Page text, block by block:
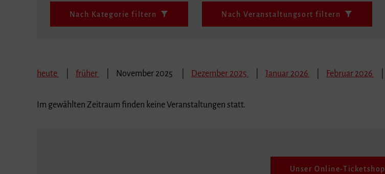
Nach Kategorie filtern Nach Veranstaltungsort filtern
heute früher November 2025 Dezember 2025 Januar 2026 Februar 2026
Im gewählten Zeitraum finden keine Veranstaltungen statt.
Unser Online-Ticketshop